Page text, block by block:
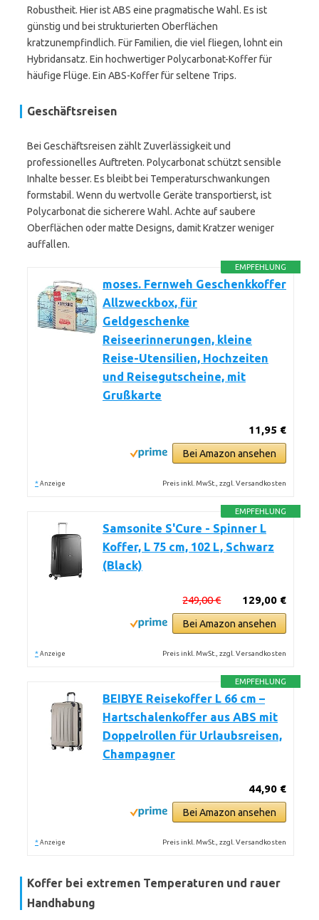
Robustheit. Hier ist ABS eine pragmatische Wahl. Es ist
günstig und bei strukturierten Oberflächen
kratzunempfindlich. Für Familien, die viel fliegen, lohnt ein
Hybridansatz. Ein hochwertiger Polycarbonat-Koffer für
häufige Flüge. Ein ABS-Koffer für seltene Trips.
Geschäftsreisen
Bei Geschäftsreisen zählt Zuverlässigkeit und
professionelles Auftreten. Polycarbonat schützt sensible
Inhalte besser. Es bleibt bei Temperaturschwankungen
formstabil. Wenn du wertvolle Geräte transportierst, ist
Polycarbonat die sicherere Wahl. Achte auf saubere
Oberflächen oder matte Designs, damit Kratzer weniger
auffallen.
EMPFEHLUNG
moses. Fernweh Geschenkkoffer
Allzweckbox, für
Geldgeschenke
Reiseerinnerungen, kleine
Reise-Utensilien, Hochzeiten
und Reisegutscheine, mit
Grußkarte
11,95 €
Bei Amazon ansehen
* Anzeige Preis inkl. MwSt., zzgl. Versandkosten
EMPFEHLUNG
Samsonite S'Cure - Spinner L
Koffer, L 75 cm, 102 L, Schwarz
(Black)
129,00 €
249,00 €
Bei Amazon ansehen
* Anzeige Preis inkl. MwSt., zzgl. Versandkosten
EMPFEHLUNG
BEIBYE Reisekoffer L 66 cm –
Hartschalenkoffer aus ABS mit
Doppelrollen für Urlaubsreisen,
Champagner
44,90 €
Bei Amazon ansehen
* Anzeige Preis inkl. MwSt., zzgl. Versandkosten
Koffer bei extremen Temperaturen und rauer
Handhabung